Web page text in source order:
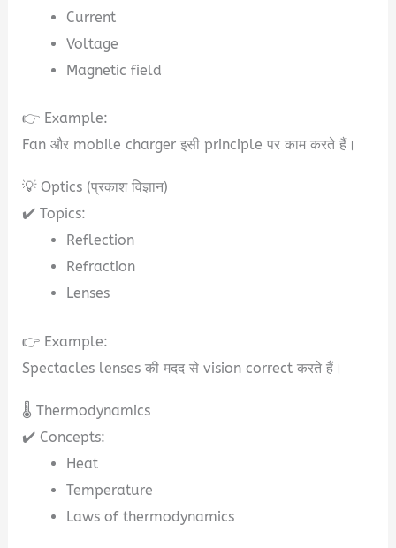
Current
Voltage
Magnetic field
👉 Example:
Fan और mobile charger इसी principle पर काम करते हैं।
💡 Optics (प्रकाश विज्ञान)
✔️ Topics:
Reflection
Refraction
Lenses
👉 Example:
Spectacles lenses की मदद से vision correct करते हैं।
🌡️ Thermodynamics
✔️ Concepts:
Heat
Temperature
Laws of thermodynamics